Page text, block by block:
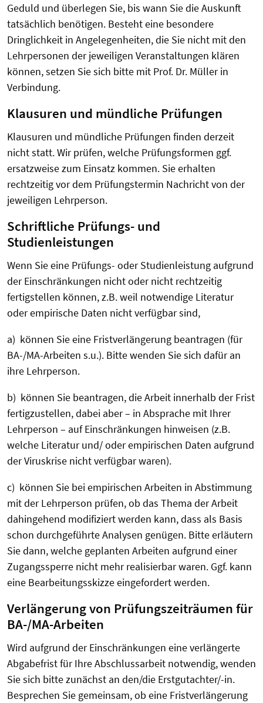
Geduld und überlegen Sie, bis wann Sie die Auskunft
tatsächlich benötigen. Besteht eine besondere
Dringlichkeit in Angelegenheiten, die Sie nicht mit den
Lehrpersonen der jeweiligen Veranstaltungen klären
können, setzen Sie sich bitte mit Prof. Dr. Müller in
Verbindung.
Klausuren und mündliche Prüfungen
Klausuren und mündliche Prüfungen finden derzeit
nicht statt. Wir prüfen, welche Prüfungsformen ggf.
ersatzweise zum Einsatz kommen. Sie erhalten
rechtzeitig vor dem Prüfungstermin Nachricht von der
jeweiligen Lehrperson.
Schriftliche Prüfungs- und
Studienleistungen
Wenn Sie eine Prüfungs- oder Studienleistung aufgrund
der Einschränkungen nicht oder nicht rechtzeitig
fertigstellen können, z.B. weil notwendige Literatur
oder empirische Daten nicht verfügbar sind,
a) können Sie eine Fristverlängerung beantragen (für
BA-/MA-Arbeiten s.u.). Bitte wenden Sie sich dafür an
ihre Lehrperson.
b) können Sie beantragen, die Arbeit innerhalb der Frist
fertigzustellen, dabei aber – in Absprache mit Ihrer
Lehrperson – auf Einschränkungen hinweisen (z.B.
welche Literatur und/ oder empirischen Daten aufgrund
der Viruskrise nicht verfügbar waren).
c) können Sie bei empirischen Arbeiten in Abstimmung
mit der Lehrperson prüfen, ob das Thema der Arbeit
dahingehend modifiziert werden kann, dass als Basis
schon durchgeführte Analysen genügen. Bitte erläutern
Sie dann, welche geplanten Arbeiten aufgrund einer
Zugangssperre nicht mehr realisierbar waren. Ggf. kann
eine Bearbeitungsskizze eingefordert werden.
Verlängerung von Prüfungszeiträumen für
BA-/MA-Arbeiten
Wird aufgrund der Einschränkungen eine verlängerte
Abgabefrist für Ihre Abschlussarbeit notwendig, wenden
Sie sich bitte zunächst an den/die Erstgutachter/-in.
Besprechen Sie gemeinsam, ob eine Fristverlängerung